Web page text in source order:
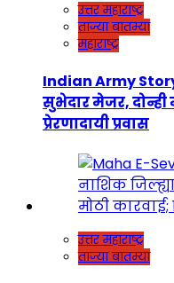
उत्तर महाराष्ट्र
ताज्या बातम्या
महाराष्ट्र
Indian Army
सुभेदार मेजर,
प्रेरणादायी प्रवास
उत्तर महाराष्ट्र
ताज्या बातम्या